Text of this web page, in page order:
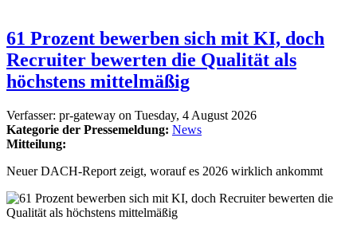
61 Prozent bewerben sich mit KI, doch
Recruiter bewerten die Qualität als
höchstens mittelmäßig
Verfasser: pr-gateway on Tuesday, 4 August 2026
Kategorie der Pressemeldung: News
Mitteilung:
Neuer DACH-Report zeigt, worauf es 2026 wirklich ankommt